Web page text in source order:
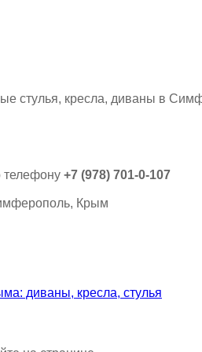
телефону +7 (978) 701-0-107